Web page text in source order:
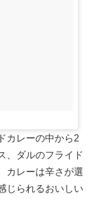
カレーの中から2
、ダルのフライド
カレーは辛さが選
じられるおいしい